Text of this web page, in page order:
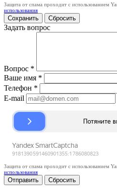
Защита от спама проходит с использованием
использования
Сбросить
Задать вопрос
Вопрос *
Ваше имя *
Телефон *
E-mail
Защита от спама проходит с использованием
использования
Сбросить